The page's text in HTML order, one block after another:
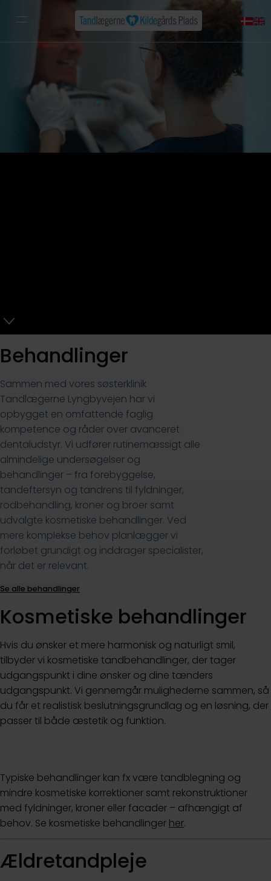
Behandlinger
Sammen med vores søsterklinik
Tandlægerne Lyngbyvejen har vi
opbygget en omfattende faglig
kompetence og råder over avanceret
dentaludstyr. Vi udfører rutinemæssigt alle
almindelige undersøgelser og
behandlinger – fra forebyggelse,
tandeftersyn og tandrens til fyldninger,
rodbehandling, kroner og broer samt
udvalgte kosmetiske behandlinger. Ved
mere komplekse behov planlægger vi
forløbet grundigt og inddrager specialister,
når det er relevant.
Se alle behandlinger
Kosmetiske behandlinger
Hvis du ønsker et mere harmonisk og naturligt smil,
tilbyder vi kosmetiske tandbehandlinger, der tager
udgangspunkt i dine ønsker og dine tænders
udgangspunkt. Vi gennemgår mulighederne sammen, så
du får et realistisk beslutningsgrundlag og en løsning, der
passer til både æstetik og funktion.
Typiske behandlinger kan fx være tandblegning og
mindre kosmetiske korrektioner samt rekonstruktioner
med fyldninger, kroner eller facader – afhængigt af
behov. Se kosmetiske behandlinger her.
Ældretandpleje